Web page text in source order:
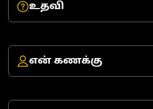
உதவி
என் கணக்கு